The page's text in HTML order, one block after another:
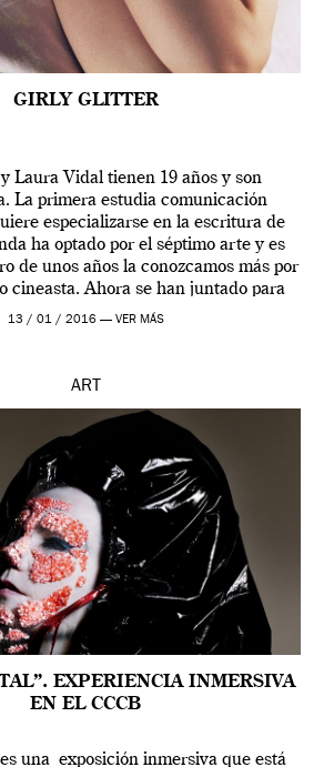
GIRLY GLITTER
Laura Vidal tienen 19 años y son
La primera estudia comunicación
especializarse en la escritura de
ha optado por el séptimo arte y es
de unos años la conozcamos más por
cineasta. Ahora se han juntado para
contarnos una […]
13 / 01 / 2016 — VER MÁS
ART
EXPERIENCIA INMERSIVA
EN EL CCCB
una exposición inmersiva que está